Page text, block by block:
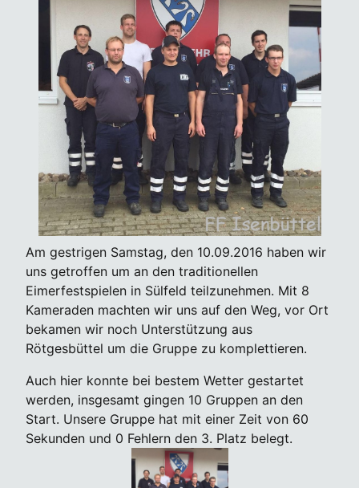
Am gestrigen Samstag, den 10.09.2016 haben wir
uns getroffen um an den traditionellen
Eimerfestspielen in Sülfeld teilzunehmen. Mit 8
Kameraden machten wir uns auf den Weg, vor Ort
bekamen wir noch Unterstützung aus
Rötgesbüttel um die Gruppe zu komplettieren.
Auch hier konnte bei bestem Wetter gestartet
werden, insgesamt gingen 10 Gruppen an den
Start. Unsere Gruppe hat mit einer Zeit von 60
Sekunden und 0 Fehlern den 3. Platz belegt.